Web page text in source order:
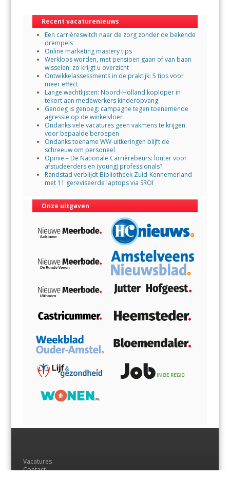
o
o
k
A
p
p
Recent vacaturenieuws
Een carrièreswitch naar de zorg zonder de bekende
drempels
Online marketing mastery tips
Werkloos worden, met pensioen gaan of van baan
wisselen: zo krijgt u overzicht
Ontwikkelassessments in de praktijk: 5 tips voor
meer effect
Lange wachtlijsten: Noord-Holland koploper in
tekort aan medewerkers kinderopvang
Genoeg is genoeg: campagne tegen toenemende
agressie op de winkelvloer
Ondanks vele vacatures geen vakmens te krijgen
voor bepaalde beroepen
Ondanks toename WW-uitkeringen blijft de
schreeuw om personeel
Opinie – De Nationale Carrièrebeurs: louter voor
afstudeerders en (young) professionals?
Randstad verblijdt Bibliotheek Zuid-Kennemerland
met 11 gereviseerde laptops via SROI
Onze uitgaven
Vacatures
Contact